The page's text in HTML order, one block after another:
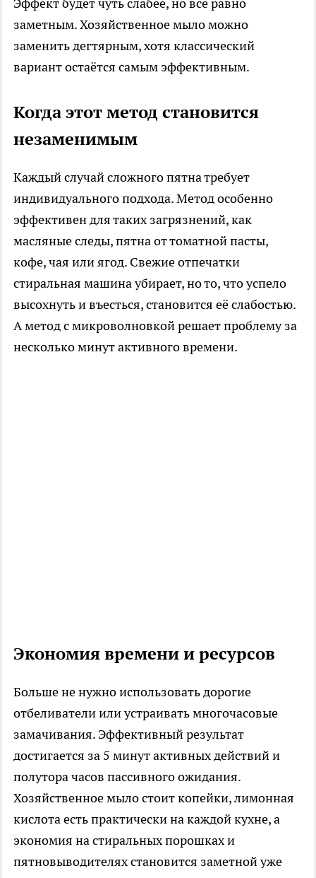
заметным. Хозяйственное мыло можно
заменить дегтярным, хотя классический
вариант остаётся самым эффективным.
Когда этот метод становится
незаменимым
Каждый случай сложного пятна требует
индивидуального подхода. Метод особенно
эффективен для таких загрязнений, как
масляные следы, пятна от томатной пасты,
кофе, чая или ягод. Свежие отпечатки
стиральная машина убирает, но то, что успело
высохнуть и въесться, становится её слабостью.
А метод с микроволновкой решает проблему за
несколько минут активного времени.
Экономия времени и ресурсов
Больше не нужно использовать дорогие
отбеливатели или устраивать многочасовые
замачивания. Эффективный результат
достигается за 5 минут активных действий и
полутора часов пассивного ожидания.
Хозяйственное мыло стоит копейки, лимонная
кислота есть практически на каждой кухне, а
экономия на стиральных порошках и
пятновыводителях становится заметной уже